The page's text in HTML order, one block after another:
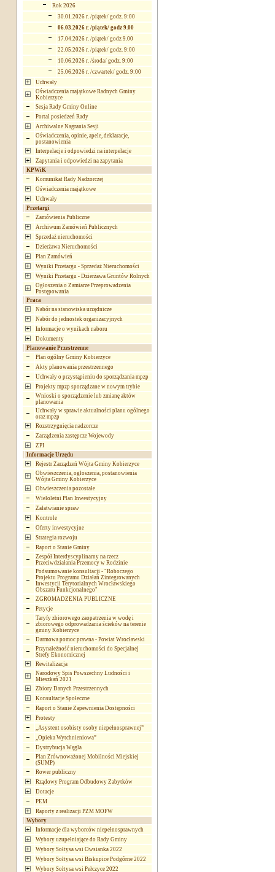
Rok 2026
30.01.2026 r. /piątek/ godz. 9:00
06.03.2026 r. /piątek/ godz 9.00
17.04.2026 r. /piątek/ godz 9.00
22.05.2026 r. /piątek/ godz. 9:00
10.06.2026 r. /środa/ godz. 9:00
25.06.2026 r. /czwartek/ godz. 9:00
Uchwały
Oświadczenia majątkowe Radnych Gminy
Kobierzyce
Sesja Rady Gminy Online
Portal posiedzeń Rady
Archiwalne Nagrania Sesji
Oświadczenia, opinie, apele, deklaracje,
postanowienia
Interpelacje i odpowiedzi na interpelacje
Zapytania i odpowiedzi na zapytania
KPWiK
Komunikat Rady Nadzorczej
Oświadczenia majątkowe
Uchwały
Przetargi
Zamówienia Publiczne
Archiwum Zamówień Publicznych
Sprzedaż nieruchomości
Dzierżawa Nieruchomości
Plan Zamówień
Wyniki Przetargu - Sprzedaż Nieruchomości
Wyniki Przetargu - Dzierżawa Gruntów Rolnych
Ogłoszenia o Zamiarze Przeprowadzenia
Postępowania
Praca
Nabór na stanowiska urzędnicze
Nabór do jednostek organizacyjnych
Informacje o wynikach naboru
Dokumenty
Planowanie Przestrzenne
Plan ogólny Gminy Kobierzyce
Akty planowania przestrzennego
Uchwały o przystąpieniu do sporządzania mpzp
Projekty mpzp sporządzane w nowym trybie
Wnioski o sporządzenie lub zmianę aktów
planowania
Uchwały w sprawie aktualności planu ogólnego
oraz mpzp
Rozstrzygnięcia nadzorcze
Zarządzenia zastępcze Wojewody
ZPI
Informacje Urzędu
Rejestr Zarządzeń Wójta Gminy Kobierzyce
Obwieszczenia, ogłoszenia, postanowienia
Wójta Gminy Kobierzyce
Obwieszczenia pozostałe
Wieloletni Plan Inwestycyjny
Załatwianie spraw
Kontrole
Oferty inwestycyjne
Strategia rozwoju
Raport o Stanie Gminy
Zespół Interdyscyplinarny na rzecz
Przeciwdziałania Przemocy w Rodzinie
Podsumowanie konsultacji - "Roboczego
Projektu Programu Działań Zintegrowanych
Inwestycji Terytorialnych Wrocławskiego
Obszaru Funkcjonalnego"
ZGROMADZENIA PUBLICZNE
Petycje
Taryfy zbiorowego zaopatrzenia w wodę i
zbiorowego odprowadzania ścieków na terenie
gminy Kobierzyce
Darmowa pomoc prawna - Powiat Wrocławski
Przynależność nieruchomości do Specjalnej
Strefy Ekonomicznej
Rewitalizacja
Narodowy Spis Powszechny Ludności i
Mieszkań 2021
Zbiory Danych Przestrzennych
Konsultacje Społeczne
Raport o Stanie Zapewnienia Dostępności
Protesty
„Asystent osobisty osoby niepełnosprawnej”
„Opieka Wytchnieniowa”
Dystrybucja Węgla
Plan Zrównoważonej Mobilności Miejskiej
(SUMP)
Rower publiczny
Rządowy Program Odbudowy Zabytków
Dotacje
PEM
Raporty z realizacji PZM MOFW
Wybory
Informacje dla wyborców niepełnosprawnych
Wybory uzupełniające do Rady Gminy
Wybory Sołtysa wsi Owsianka 2022
Wybory Sołtysa wsi Biskupice Podgórne 2022
Wybory Sołtysa wsi Pełczyce 2022